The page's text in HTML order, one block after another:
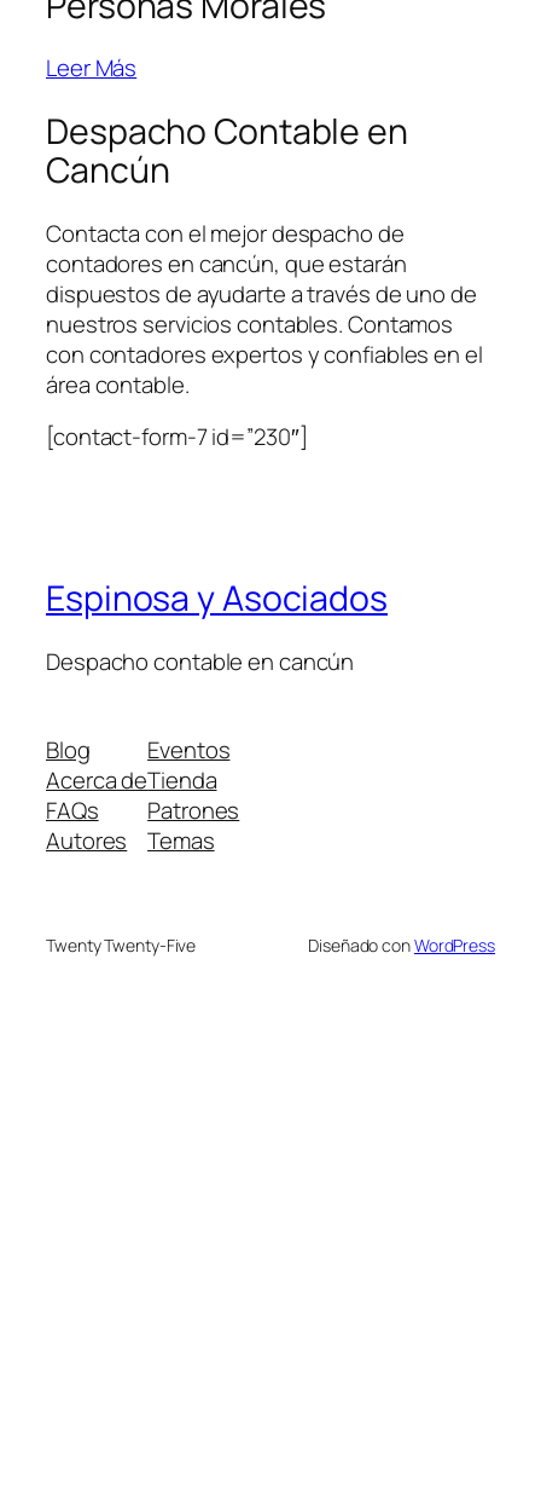
Leer Más
Despacho Contable en
Cancún
Contacta con el mejor despacho de
contadores en cancún, que estarán
dispuestos de ayudarte a través de uno de
nuestros servicios contables. Contamos
con contadores expertos y confiables en el
área contable.
[contact-form-7 id=”230″]
Espinosa y Asociados
Despacho contable en cancún
Blog
Acerca de
FAQs
Autores
Eventos
Tienda
Patrones
Temas
Twenty Twenty-Five Diseñado conWordPress